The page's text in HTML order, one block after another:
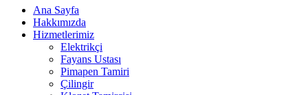
Ana Sayfa
Hakkımızda
Hizmetlerimiz
Elektrikçi
Fayans Ustası
Pimapen Tamiri
Çilingir